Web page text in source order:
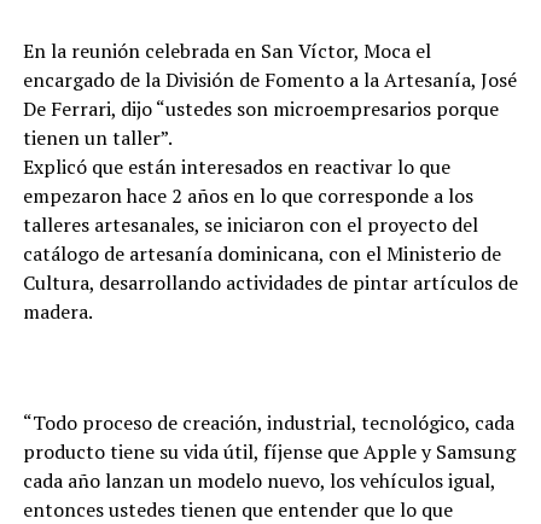
En la reunión celebrada en San Víctor, Moca el
encargado de la División de Fomento a la Artesanía, José
De Ferrari, dijo “ustedes son microempresarios porque
tienen un taller”.
Explicó que están interesados en reactivar lo que
empezaron hace 2 años en lo que corresponde a los
talleres artesanales, se iniciaron con el proyecto del
catálogo de artesanía dominicana, con el Ministerio de
Cultura, desarrollando actividades de pintar artículos de
madera.
“Todo proceso de creación, industrial, tecnológico, cada
producto tiene su vida útil, fíjense que Apple y Samsung
cada año lanzan un modelo nuevo, los vehículos igual,
entonces ustedes tienen que entender que lo que